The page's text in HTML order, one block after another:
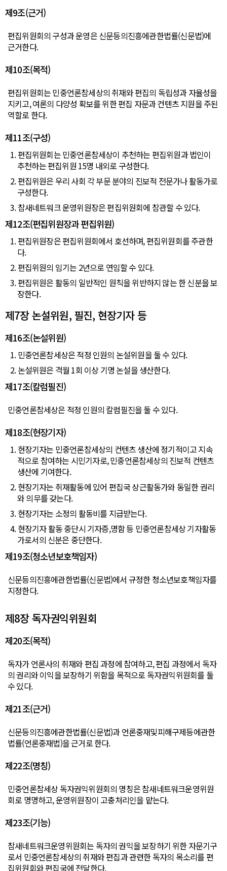
제9조(근거)
편집위원회의 구성과 운영은 신문등의진흥에관한법률(신문법)에
근거한다.
제10조(목적)
편집위원회는 민중언론참세상의 취재와 편집의 독립성과 자율성을
지키고, 여론의 다양성 확보를 위한 편집 자문과 컨텐츠 지원을 주된
역할로 한다.
제11조(구성)
1. 편집위원회는 민중언론참세상이 추천하는 편집위원과 법인이
추천하는 편집위원 15명 내외로 구성한다.
2. 편집위원은 우리 사회 각 부문 분야의 진보적 전문가나 활동가로
구성한다.
3. 참새네트워크 운영위원장은 편집위원회에 참관할 수 있다.
제12조(편집위원장과 편집위원)
1. 편집위원장은 편집위원회에서 호선하며, 편집위원회를 주관한
다.
2. 편집위원의 임기는 2년으로 연임할 수 있다.
3. 편집위원은 활동의 일반적인 원칙을 위반하지 않는 한 신분을 보
장한다.
제7장 논설위원, 필진, 현장기자 등
제16조(논설위원)
1. 민중언론참세상은 적정 인원의 논설위원을 둘 수 있다.
2. 논설위원은 격월 1회 이상 기명 논설을 생산한다.
제17조(칼럼필진)
민중언론참세상은 적정 인원의 칼럼필진을 둘 수 있다.
제18조(현장기자)
1. 현장기자는 민중언론참세상의 컨텐츠 생산에 정기적이고 지속
적으로 참여하는 시민기자로, 민중언론참세상의 진보적 컨텐츠
생산에 기여한다.
2. 현장기자는 취재활동에 있어 편집국 상근활동가와 동일한 권리
와 의무를 갖는다.
3. 현장기자는 소정의 활동비를 지급받는다.
4. 현장기자 활동 중단시 기자증,명함 등 민중언론참세상 기자활동
가로서의 신분은 중단한다.
제19조(청소년보호책임자)
신문등의진흥에관한법률(신문법)에서 규정한 청소년보호책임자를
지정한다.
제8장 독자권익위원회
제20조(목적)
독자가 언론사의 취재와 편집 과정에 참여하고, 편집 과정에서 독자
의 권리와 이익을 보장하기 위함을 목적으로 독자권익위원회를 둘
수 있다.
제21조(근거)
신문등의진흥에관한법률(신문법)과 언론중재및피해구제등에관한
법률(언론중재법)을 근거로 한다.
제22조(명칭)
민중언론참세상 독자권익위원회의 명칭은 참새네트워크운영위원
회로 명명하고, 운영위원장이 고충처리인을 맡는다.
제23조(기능)
참새네트워크운영위원회는 독자의 권익을 보장하기 위한 자문기구
로서 민중언론참세상의 취재와 편집과 관련한 독자의 목소리를 편
집위원회와 편집국에 전달한다.